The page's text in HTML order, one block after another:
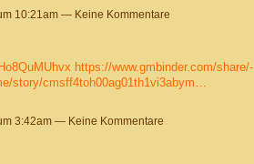
10:21am — Keine Kommentare
https://www.gmbinder.com/share/-
story/cmsff4toh00ag01th1vi3abym…
3:42am — Keine Kommentare